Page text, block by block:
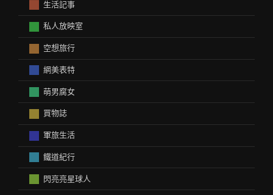
生活記事
私人放映室
空想旅行
網美表特
萌男腐女
買物誌
軍旅生活
鐵道紀行
閃亮亮星球人